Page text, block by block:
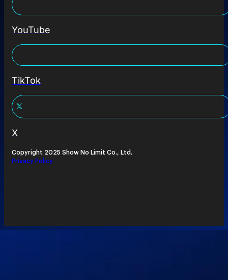
YouTube
TikTok
X
Copyright 2025 Show No Limit Co., Ltd.
Privacy Policy